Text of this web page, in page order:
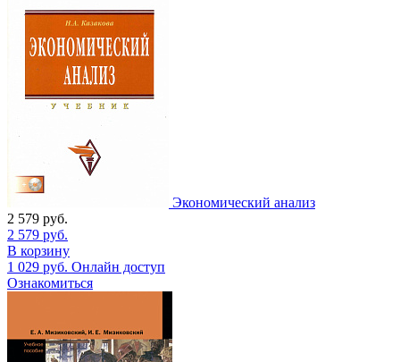
Экономический анализ
2 579 руб.
2 579 руб.
В корзину
1 029 руб. Онлайн доступ
Ознакомиться